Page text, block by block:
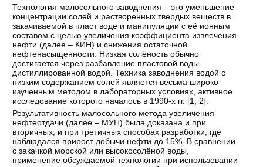
Технология малосольного заводнения – это уменьшение
концентрации солей и растворенных твердых веществ в
закачиваемой в пласт воде и манипуляции с её ионным
составом с целью увеличения коэффициента извлечения
нефти (далее – КИН) и снижения остаточной
нефтенасыщенности. Низкая солёность обычно
достигается через разбавление пластовой воды
дистиллированной водой. Техника заводнения водой с
низким содержанием солей является весьма широко
изученным методом в лабораторных условиях, активное
исследование которого началось в 1990-х гг. [1 2].
Результативность малосольного метода увеличения
нефтеотдачи (далее – МУН) была доказана и при
вторичных, и при третичных способах разработки, где
наблюдался прирост добычи нефти до 15%. В сравнении
с закачкой морской или высокосолёной воды,
применение обсуждаемой технологии при использовании